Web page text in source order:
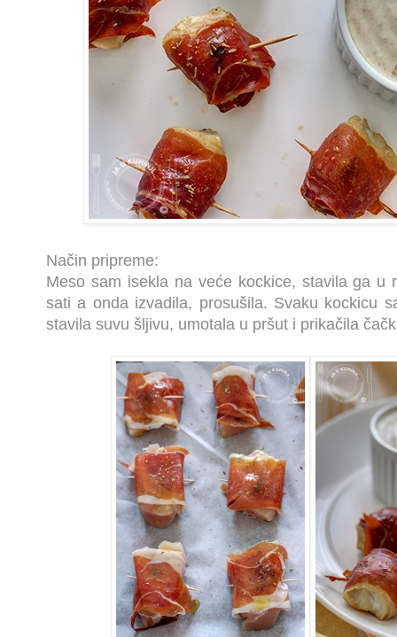
Način pripreme:
Meso sam isekla na veće kockice, stavila ga u
sati a onda izvadila, prosušila. Svaku kockicu
stavila suvu šljivu, umotala u pršut i prikačila